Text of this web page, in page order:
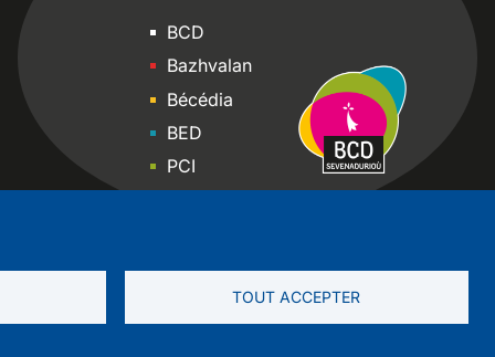
SitesBCD
Bazhvalan
Bécédia
BED
PCI
TOUT ACCEPTER